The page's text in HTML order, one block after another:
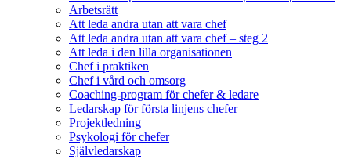
Arbetsrätt
Att leda andra utan att vara chef
Att leda andra utan att vara chef – steg 2
Att leda i den lilla organisationen
Chef i praktiken
Chef i vård och omsorg
Coaching-program för chefer & ledare
Ledarskap för första linjens chefer
Projektledning
Psykologi för chefer
Självledarskap